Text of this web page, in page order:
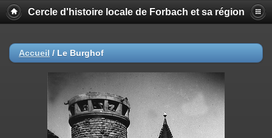
Cercle d'histoire locale de Forbach et sa région
Accueil / Le Burghof